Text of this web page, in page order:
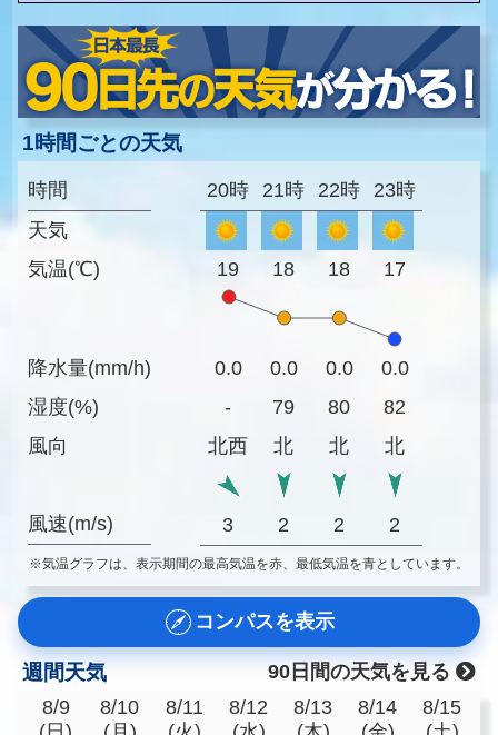
1時間ごとの天気
時間
天気
気温(℃)
降水量(mm/h)
湿度(%)
風向
風速(m/s)
20時 21時 22時 23時
19 18 18 17
0.0 0.0 0.0
0.0
-
79 80
82
北西
北 北 北
3 2 2 2
※気温グラフは、表示期間の最高気温を赤、最低気温を青としています。
コンパスを表示
週間天気
90日間の天気を見る
8/9
8/10
8/11
8/12
8/13
8/14
8/15